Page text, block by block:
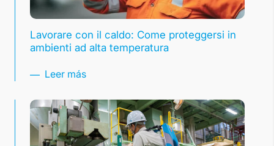
Lavorare con il caldo: Come proteggersi in
ambienti ad alta temperatura
Leer más